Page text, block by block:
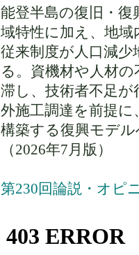
能登半島の復旧・
域特性に加え、地
従来制度が人口減
る。資機材や人材
滞し、技術者不足
外施工調達を前提に
構築する復興モデ
（2026年7月版）
第230回論説・オピ